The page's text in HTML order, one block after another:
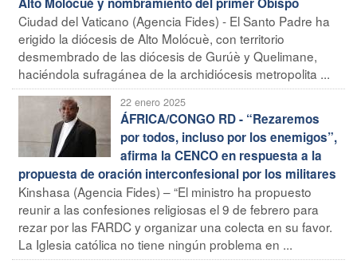
Ciudad del Vaticano (Agencia Fides) - El Santo Padre ha
erigido la diócesis de Alto Molócuè, con territorio
desmembrado de las diócesis de Gurúè y Quelimane,
haciéndola sufragánea de la archidiócesis metropolita ...
22 enero 2025
ÁFRICA/CONGO RD - “Rezaremos
por todos, incluso por los enemigos”,
afirma la CENCO en respuesta a la
propuesta de oración interconfesional por los militares
Kinshasa (Agencia Fides) – “El ministro ha propuesto
reunir a las confesiones religiosas el 9 de febrero para
rezar por las FARDC y organizar una colecta en su favor.
La Iglesia católica no tiene ningún problema en ...